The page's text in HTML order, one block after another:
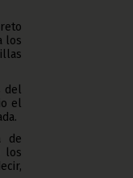
los
del
el
de
los